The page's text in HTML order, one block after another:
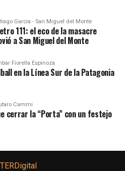
García - San Miguel del Monte
111: el eco de la masacre
a San Miguel del Monte
Fiorella Espinoza
en la Línea Sur de la Patagonia
Cammi
cerrar la “Porta” con un festejo